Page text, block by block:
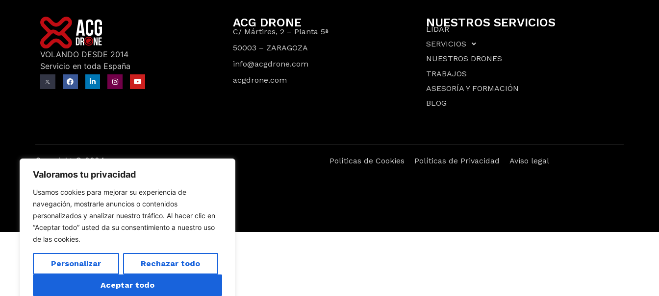
Valoramos tu privacidad
Usamos cookies para mejorar su experiencia de
navegación, mostrarle anuncios o contenidos
personalizados y analizar nuestro tráfico. Al hacer clic en
“Aceptar todo” usted da su consentimiento a nuestro uso
de las cookies.
Personalizar Rechazar todo
Aceptar todo
VOLANDO DESDE 2014
Servicio en toda España
ACG DRONE
C/ Mártires, 2 – Planta 5ª
50003 – ZARAGOZA
info@acgdrone.com
acgdrone.com
NUESTROS SERVICIOS
LIDAR
SERVICIOS
NUESTROS DRONES
TRABAJOS
ASESORÍA Y FORMACIÓN
BLOG
Copyright © 2024 Políticas de Cookies Políticas de Privacidad Aviso legal